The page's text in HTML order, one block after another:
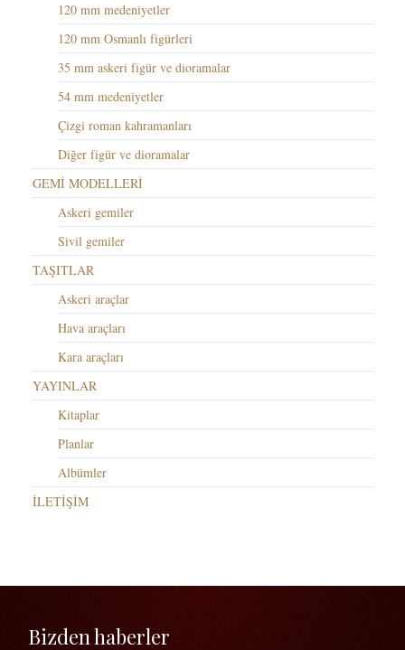
120 mm medeniyetler
120 mm Osmanlı figürleri
35 mm askeri figür ve dioramalar
54 mm medeniyetler
Çizgi roman kahramanları
Diğer figür ve dioramalar
GEMİ MODELLERİ
Askeri gemiler
Sivil gemiler
TAŞITLAR
Askeri araçlar
Hava araçları
Kara araçları
YAYINLAR
Kitaplar
Planlar
Albümler
İLETİŞİM
Bizden haberler